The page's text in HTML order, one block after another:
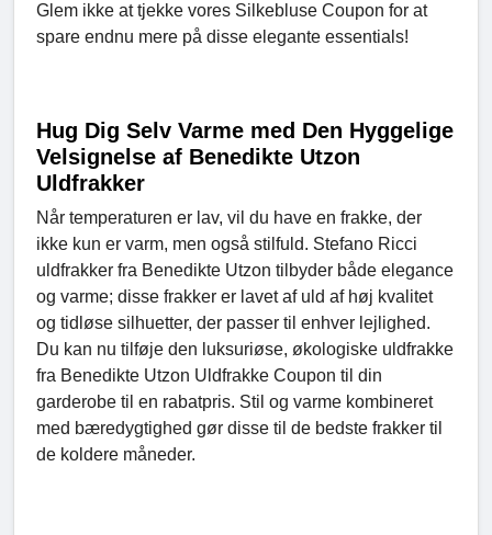
Glem ikke at tjekke vores Silkebluse Coupon for at
spare endnu mere på disse elegante essentials!
Hug Dig Selv Varme med Den Hyggelige
Velsignelse af Benedikte Utzon
Uldfrakker
Når temperaturen er lav, vil du have en frakke, der
ikke kun er varm, men også stilfuld. Stefano Ricci
uldfrakker fra Benedikte Utzon tilbyder både elegance
og varme; disse frakker er lavet af uld af høj kvalitet
og tidløse silhuetter, der passer til enhver lejlighed.
Du kan nu tilføje den luksuriøse, økologiske uldfrakke
fra Benedikte Utzon Uldfrakke Coupon til din
garderobe til en rabatpris. Stil og varme kombineret
med bæredygtighed gør disse til de bedste frakker til
de koldere måneder.